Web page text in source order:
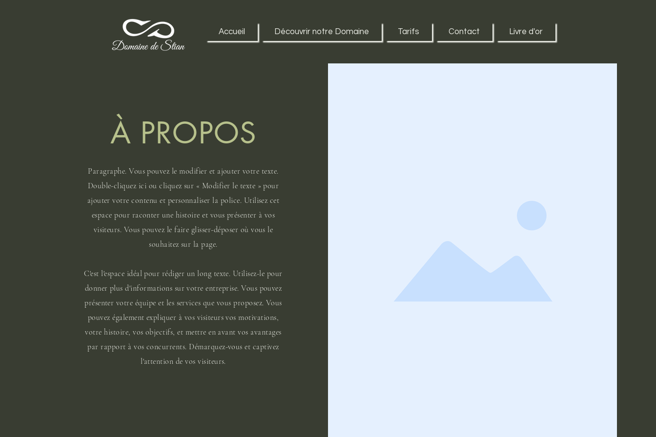
Accueil Découvrir notre Domaine Tarifs Contact Livre d'or
À PROPOS
Paragraphe. Vous pouvez le modifier et ajouter votre texte.
Double-cliquez ici ou cliquez sur « Modifier le texte » pour
ajouter votre contenu et personnaliser la police. Utilisez cet
espace pour raconter une histoire et vous présenter à vos
visiteurs. Vous pouvez le faire glisser-déposer où vous le
souhaitez sur la page.
C'est l'espace idéal pour rédiger un long texte. Utilisez-le pour
donner plus d'informations sur votre entreprise. Vous pouvez
présenter votre équipe et les services que vous proposez. Vous
pouvez également expliquer à vos visiteurs vos motivations,
votre histoire, vos objectifs, et mettre en avant vos avantages
par rapport à vos concurrents. Démarquez-vous et captivez
l'attention de vos visiteurs.